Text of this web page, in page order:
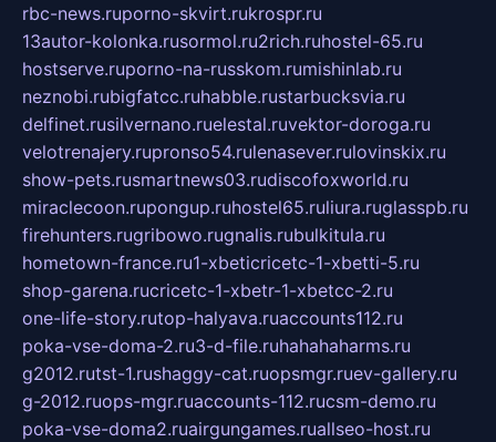
rbc-news.ruporno-skvirt.rukrospr.ru
13autor-kolonka.rusormol.ru2rich.ruhostel-65.ru
hostserve.ruporno-na-russkom.rumishinlab.ru
neznobi.rubigfatcc.ruhabble.rustarbucksvia.ru
delfinet.rusilvernano.ruelestal.ruvektor-doroga.ru
velotrenajery.rupronso54.rulenasever.rulovinskix.ru
show-pets.rusmartnews03.rudiscofoxworld.ru
miraclecoon.rupongup.ruhostel65.ruliura.ruglasspb.ru
firehunters.rugribowo.rugnalis.rubulkitula.ru
hometown-france.ru1-xbeticricetc-1-xbetti-5.ru
shop-garena.rucricetc-1-xbetr-1-xbetcc-2.ru
one-life-story.rutop-halyava.ruaccounts112.ru
poka-vse-doma-2.ru3-d-file.ruhahahaharms.ru
g2012.rutst-1.rushaggy-cat.ruopsmgr.ruev-gallery.ru
g-2012.ruops-mgr.ruaccounts-112.rucsm-demo.ru
poka-vse-doma2.ruairgungames.ruallseo-host.ru